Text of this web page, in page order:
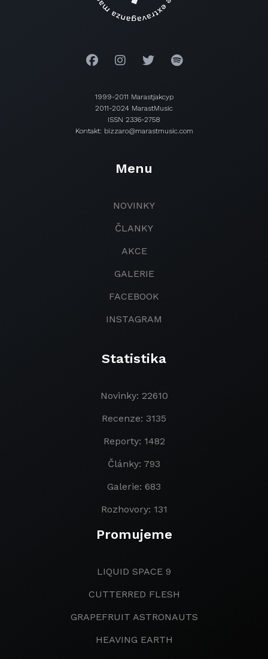
1999-2011 Marastjakcyp
2011-2024 MarastMusic
ISSN 2336-2758
Kontakt: bizzaro@marastmusic.com
Menu
NOVINKY
ČLANKY
AKCE
GALERIE
FACEBOOK
INSTAGRAM
Statistika
Novinky: 22610
Recenze: 3135
Reporty: 1482
Články: 793
Galerie: 683
Rozhovory: 131
Promujeme
LIQUID SPACE 9
CUTTERRED FLESH
GRAPEFRUIT ASTRONAUTS
HEAVING EARTH